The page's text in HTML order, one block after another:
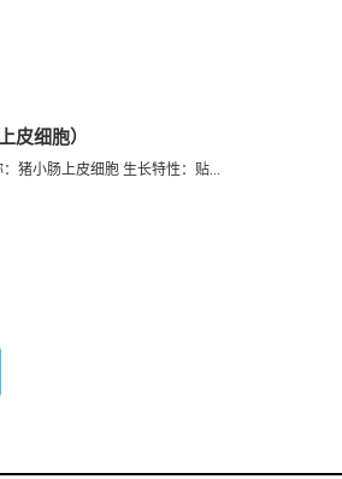
皮细胞）
猪小肠上皮细胞 生长特性：贴...